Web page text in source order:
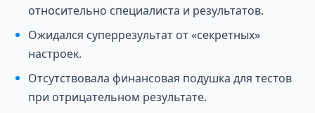
относительно специалиста и результатов.
Ожидался суперрезультат от «секретных»
настроек.
Отсутствовала финансовая подушка для тестов
при отрицательном результате.